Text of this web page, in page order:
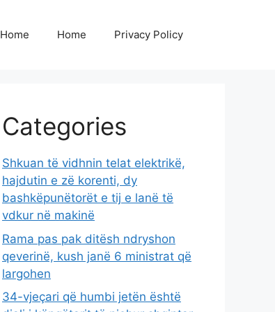
Home Home Privacy Policy
Categories
Shkuan të vidhnin telat elektrikë,
hajdutin e zë korenti, dy
bashkëpunëtorët e tij e lanë të
vdkur në makinë
Rama pas pak ditësh ndryshon
qeverinë, kush janë 6 ministrat që
largohen
34-vjeçari që humbi jetën është